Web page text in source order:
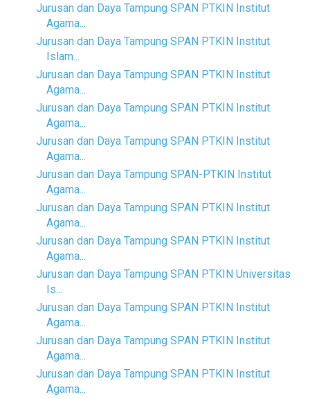
Jurusan dan Daya Tampung SPAN PTKIN Institut
Agama...
Jurusan dan Daya Tampung SPAN PTKIN Institut
Islam...
Jurusan dan Daya Tampung SPAN PTKIN Institut
Agama...
Jurusan dan Daya Tampung SPAN PTKIN Institut
Agama...
Jurusan dan Daya Tampung SPAN PTKIN Institut
Agama...
Jurusan dan Daya Tampung SPAN-PTKIN Institut
Agama...
Jurusan dan Daya Tampung SPAN PTKIN Institut
Agama...
Jurusan dan Daya Tampung SPAN PTKIN Institut
Agama...
Jurusan dan Daya Tampung SPAN PTKIN Universitas
Is...
Jurusan dan Daya Tampung SPAN PTKIN Institut
Agama...
Jurusan dan Daya Tampung SPAN PTKIN Institut
Agama...
Jurusan dan Daya Tampung SPAN PTKIN Institut
Agama...